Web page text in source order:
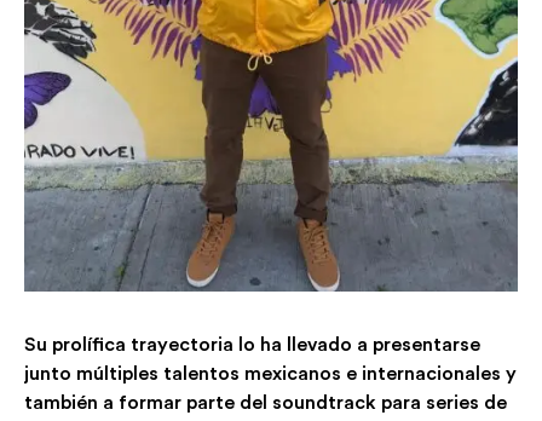
Su prolífica trayectoria lo ha llevado a presentarse
junto múltiples talentos mexicanos e internacionales y
también a formar parte del soundtrack para series de